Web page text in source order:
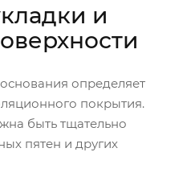
и
определяет
покрытия.
быть тщательно
пятен и других